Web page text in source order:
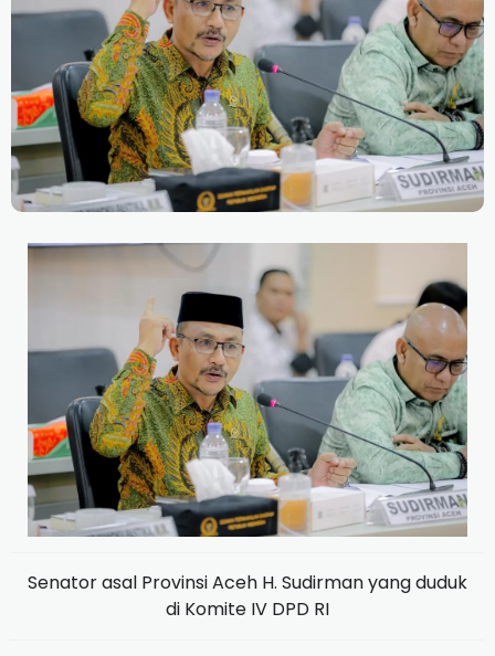
Senator asal Provinsi Aceh H. Sudirman yang duduk
di Komite IV DPD RI